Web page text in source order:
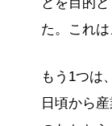
た。これ
もう1つは
日頃から